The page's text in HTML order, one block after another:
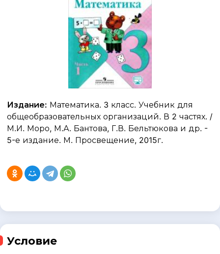
Издание: Математика. 3 класс. Учебник для
общеобразовательных организаций. В 2 частях. /
М.И. Моро, М.А. Бантова, Г.В. Бельтюкова и др. -
5-е издание. М. Просвещение, 2015г.
Условие